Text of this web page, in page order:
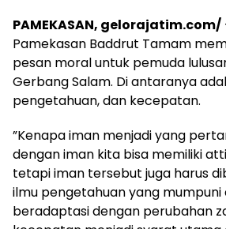
PAMEKASAN, gelorajatim.com/
Pamekasan Baddrut Tamam
pesan moral untuk pemuda
Gerbang Salam. Di antaranya
pengetahuan, dan kecepatan.
”Kenapa iman menjadi yang
dengan iman kita bisa memiliki
tetapi iman tersebut juga harus
ilmu pengetahuan yang mumpuni
beradaptasi dengan perubahan